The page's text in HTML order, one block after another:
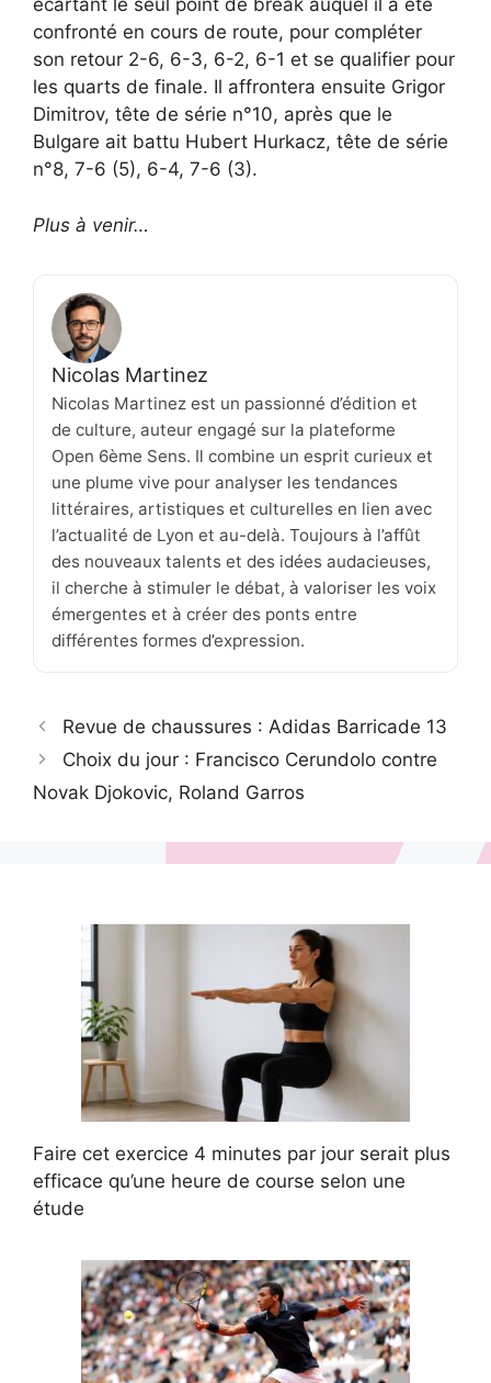
écartant le seul point de break auquel il a été
confronté en cours de route, pour compléter
son retour 2-6, 6-3, 6-2, 6-1 et se qualifier pour
les quarts de finale. Il affrontera ensuite Grigor
Dimitrov, tête de série n°10, après que le
Bulgare ait battu Hubert Hurkacz, tête de série
n°8, 7-6 (5), 6-4, 7-6 (3).
Plus à venir…
Nicolas Martinez
Nicolas Martinez est un passionné d’édition et
de culture, auteur engagé sur la plateforme
Open 6ème Sens. Il combine un esprit curieux et
une plume vive pour analyser les tendances
littéraires, artistiques et culturelles en lien avec
l’actualité de Lyon et au-delà. Toujours à l’affût
des nouveaux talents et des idées audacieuses,
il cherche à stimuler le débat, à valoriser les voix
émergentes et à créer des ponts entre
différentes formes d’expression.
Revue de chaussures : Adidas Barricade 13
Choix du jour : Francisco Cerundolo contre
Novak Djokovic, Roland Garros
Faire cet exercice 4 minutes par jour serait plus
efficace qu’une heure de course selon une
étude